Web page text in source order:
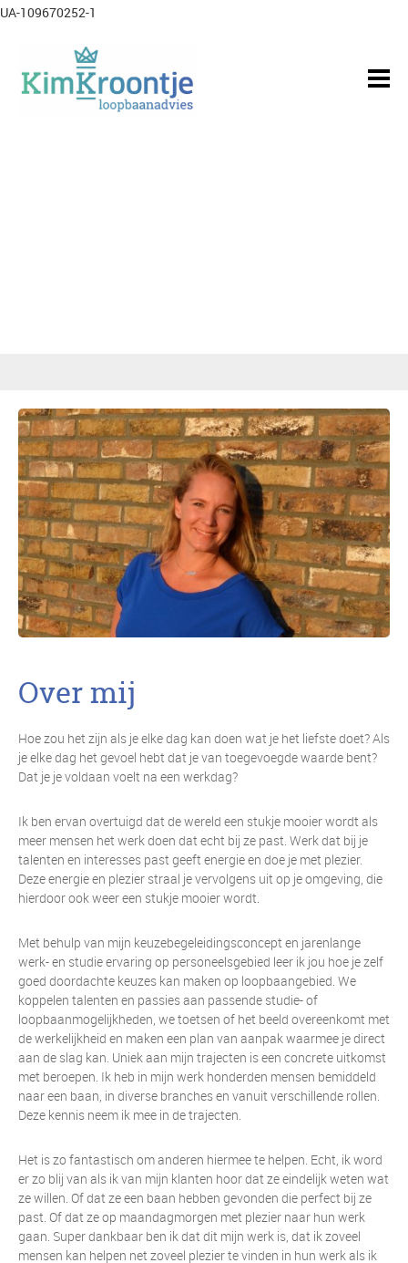
UA-109670252-1
Over mij
Hoe zou het zijn als je elke dag kan doen wat je het liefste doet? Als
je elke dag het gevoel hebt dat je van toegevoegde waarde bent?
Dat je je voldaan voelt na een werkdag?
Ik ben ervan overtuigd dat de wereld een stukje mooier wordt als
meer mensen het werk doen dat echt bij ze past. Werk dat bij je
talenten en interesses past geeft energie en doe je met plezier.
Deze energie en plezier straal je vervolgens uit op je omgeving, die
hierdoor ook weer een stukje mooier wordt.
Met behulp van mijn keuzebegeleidingsconcept en jarenlange
werk- en studie ervaring op personeelsgebied leer ik jou hoe je zelf
goed doordachte keuzes kan maken op loopbaangebied. We
koppelen talenten en passies aan passende studie- of
loopbaanmogelijkheden, we toetsen of het beeld overeenkomt met
de werkelijkheid en maken een plan van aanpak waarmee je direct
aan de slag kan. Uniek aan mijn trajecten is een concrete uitkomst
met beroepen. Ik heb in mijn werk honderden mensen bemiddeld
naar een baan, in diverse branches en vanuit verschillende rollen.
Deze kennis neem ik mee in de trajecten.
Het is zo fantastisch om anderen hiermee te helpen. Echt, ik word
er zo blij van als ik van mijn klanten hoor dat ze eindelijk weten wat
ze willen. Of dat ze een baan hebben gevonden die perfect bij ze
past. Of dat ze op maandagmorgen met plezier naar hun werk
gaan. Super dankbaar ben ik dat dit mijn werk is, dat ik zoveel
mensen kan helpen net zoveel plezier te vinden in hun werk als ik